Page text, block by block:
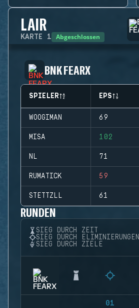
LAIR
KARTE 1 Abgeschlossen
BNK FEARX
SPIELER EPS
WOOGIMAN 69
MISA 102
NL 71
RUMATICK 59
STETTZLL 61
RUNDEN
SIEG DURCH ZEIT
SIEG DURCH ELIMINIERUNGEN
SIEG DURCH ZIELE
01